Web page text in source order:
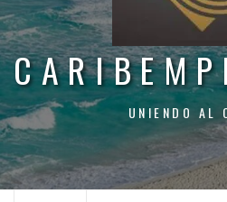
UNIENDO AL